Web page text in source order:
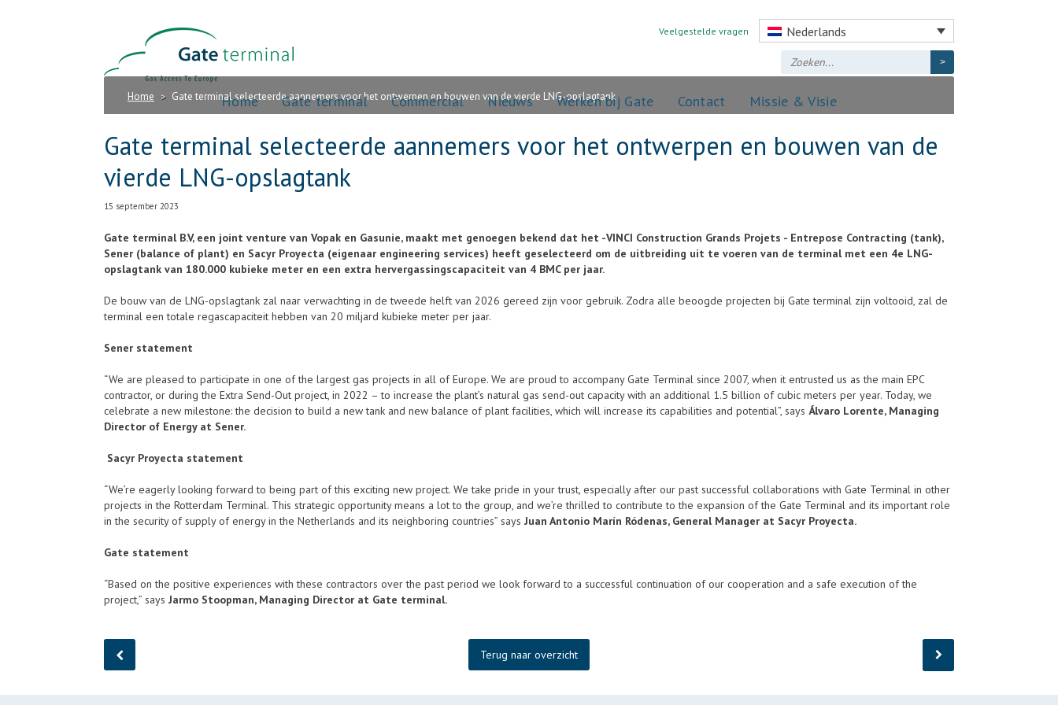
Veelgestelde vragen Nederlands
Home Gate terminal Commercial Nieuws Werken bij Gate Contact Missie & Visie
Home > Gate terminal selecteerde aannemers voor het ontwerpen en bouwen van de vierde LNG-opslagtank
Gate terminal selecteerde aannemers voor het ontwerpen en bouwen van de
vierde LNG-opslagtank
15 september 2023
Gate terminal B.V, een joint venture van Vopak en Gasunie, maakt met genoegen bekend dat het -VINCI Construction Grands Projets - Entrepose Contracting (tank),
Sener (balance of plant) en Sacyr Proyecta (eigenaar engineering services) heeft geselecteerd om de uitbreiding uit te voeren van de terminal met een 4e LNG-
opslagtank van 180.000 kubieke meter en een extra hervergassingscapaciteit van 4 BMC per jaar.
De bouw van de LNG-opslagtank zal naar verwachting in de tweede helft van 2026 gereed zijn voor gebruik. Zodra alle beoogde projecten bij Gate terminal zijn voltooid, zal de
terminal een totale regascapaciteit hebben van 20 miljard kubieke meter per jaar.
Sener statement
“We are pleased to participate in one of the largest gas projects in all of Europe. We are proud to accompany Gate Terminal since 2007, when it entrusted us as the main EPC
contractor, or during the Extra Send-Out project, in 2022 – to increase the plant’s natural gas send-out capacity with an additional 1.5 billion of cubic meters per year. Today, we
celebrate a new milestone: the decision to build a new tank and new balance of plant facilities, which will increase its capabilities and potential”, says Álvaro Lorente, Managing
Director of Energy at Sener.
Sacyr Proyecta statement
“We’re eagerly looking forward to being part of this exciting new project. We take pride in your trust, especially after our past successful collaborations with Gate Terminal in other
projects in the Rotterdam Terminal. This strategic opportunity means a lot to the group, and we’re thrilled to contribute to the expansion of the Gate Terminal and its important role
in the security of supply of energy in the Netherlands and its neighboring countries” says Juan Antonio Marín Ródenas, General Manager at Sacyr Proyecta.
Gate statement
“Based on the positive experiences with these contractors over the past period we look forward to a successful continuation of our cooperation and a safe execution of the
project,” says Jarmo Stoopman, Managing Director at Gate terminal.
Terug naar overzicht